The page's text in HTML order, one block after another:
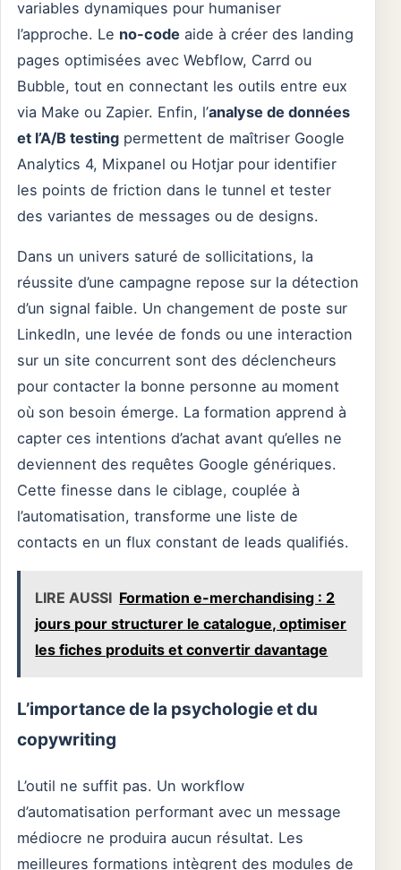
variables dynamiques pour humaniser
l’approche. Le no-code aide à créer des landing
pages optimisées avec Webflow, Carrd ou
Bubble, tout en connectant les outils entre eux
via Make ou Zapier. Enfin, l’analyse de données
et l’A/B testing permettent de maîtriser Google
Analytics 4, Mixpanel ou Hotjar pour identifier
les points de friction dans le tunnel et tester
des variantes de messages ou de designs.
Dans un univers saturé de sollicitations, la
réussite d’une campagne repose sur la détection
d’un signal faible. Un changement de poste sur
LinkedIn, une levée de fonds ou une interaction
sur un site concurrent sont des déclencheurs
pour contacter la bonne personne au moment
où son besoin émerge. La formation apprend à
capter ces intentions d’achat avant qu’elles ne
deviennent des requêtes Google génériques.
Cette finesse dans le ciblage, couplée à
l’automatisation, transforme une liste de
contacts en un flux constant de leads qualifiés.
LIRE AUSSI Formation e-merchandising : 2
jours pour structurer le catalogue, optimiser
les fiches produits et convertir davantage
L’importance de la psychologie et du
copywriting
L’outil ne suffit pas. Un workflow
d’automatisation performant avec un message
médiocre ne produira aucun résultat. Les
meilleures formations intègrent des modules de